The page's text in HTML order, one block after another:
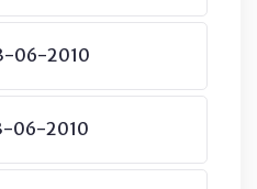
06-2010
06-2010